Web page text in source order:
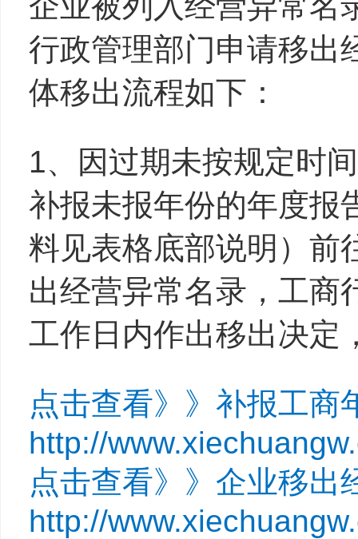
行政管理部门申请移出
体移出流程如下：
1、因过期未按规定时
补报未报年份的年度报
料见表格底部说明）前
出经营异常名录，工商
工作日内作出移出决定
点击查看》》补报工商
http://
点击查看》》企业移出
http://